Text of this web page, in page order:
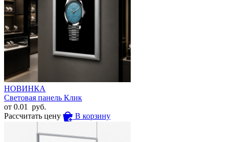
НОВИНКА
Световая панель Клик
от 0.01
руб.
Рассчитать цену
В корзину